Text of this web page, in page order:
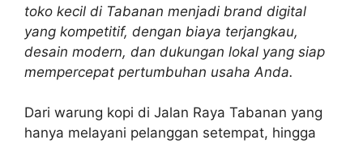
toko kecil di Tabanan menjadi brand digital
yang kompetitif, dengan biaya terjangkau,
desain modern, dan dukungan lokal yang siap
mempercepat pertumbuhan usaha Anda.
Dari warung kopi di Jalan Raya Tabanan yang
hanya melayani pelanggan setempat, hingga